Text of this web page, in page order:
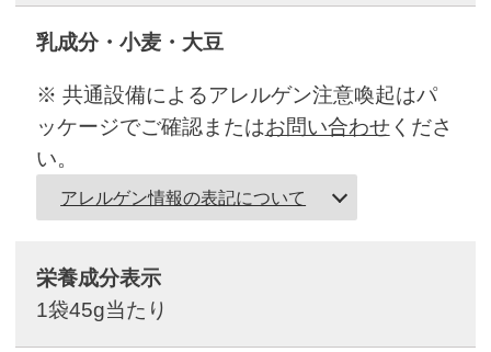
乳成分・小麦・大豆
※ 共通設備によるアレルゲン注意喚起はパ
ッケージでご確認またはお問い合わせ くださ
い。
アレルゲン情報の表記について
栄養成分表示
1袋45g当たり